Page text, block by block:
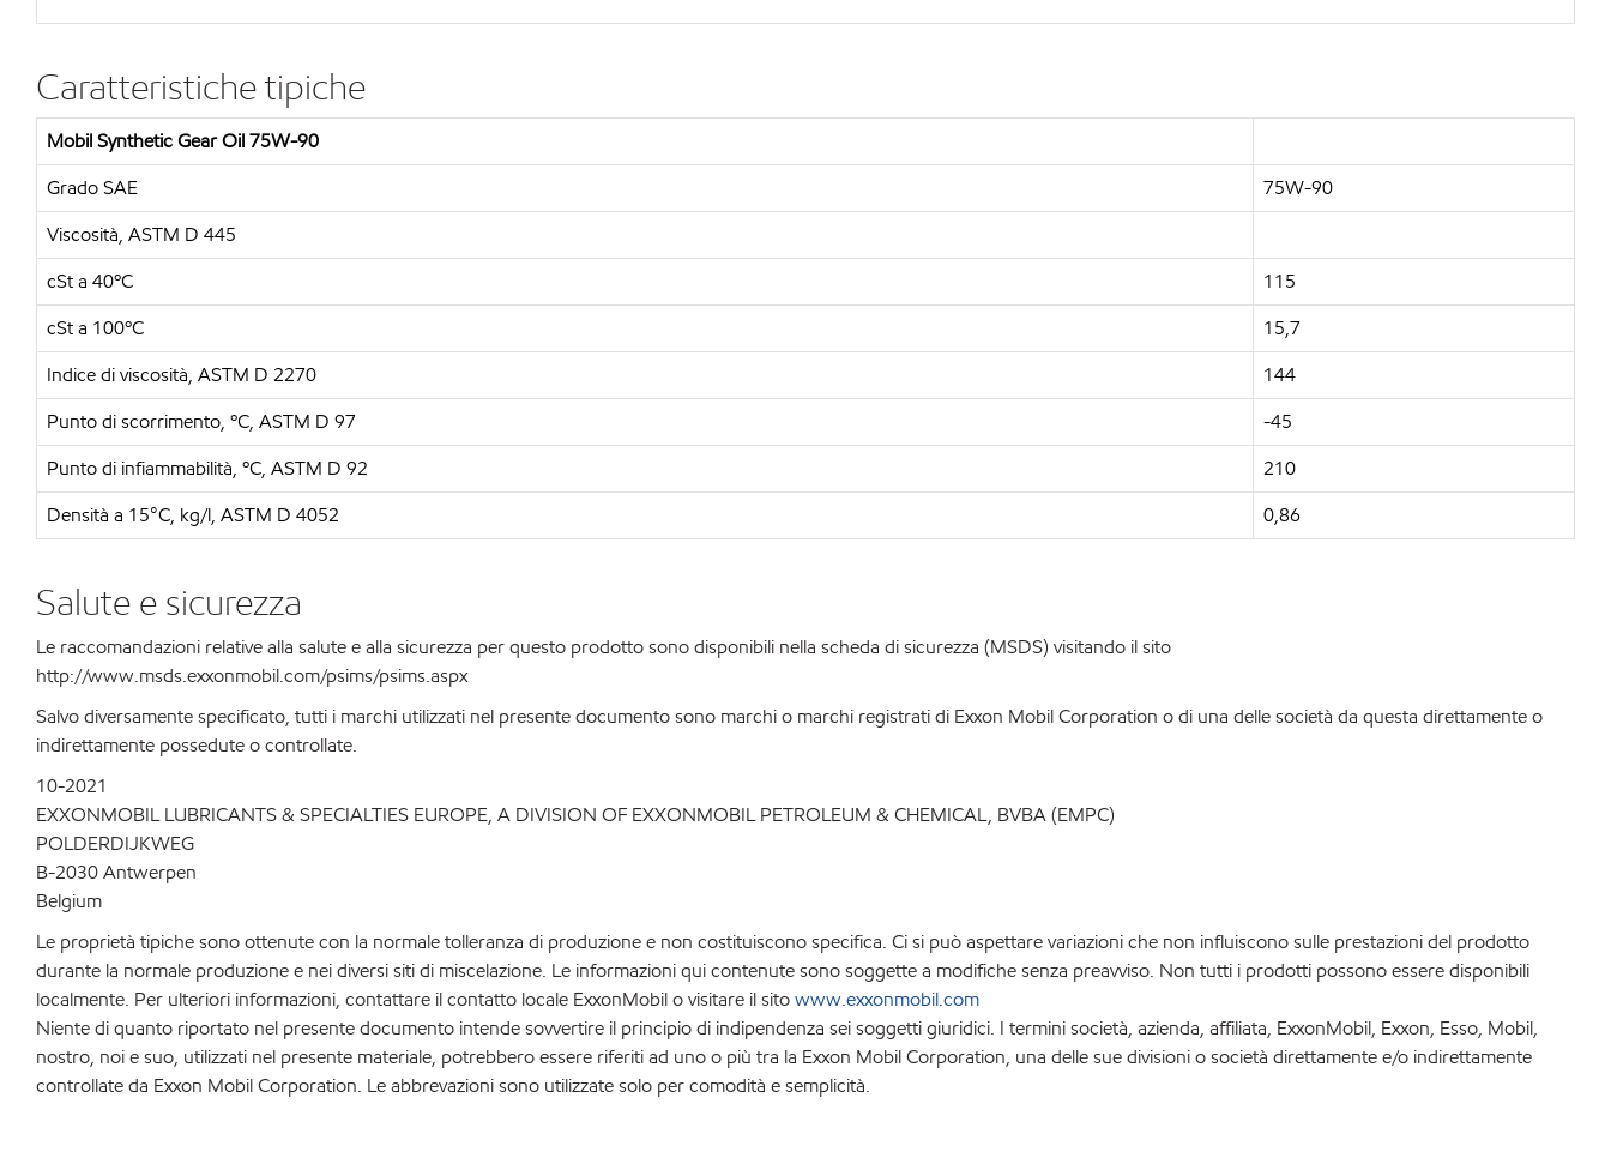
Caratteristiche tipiche
Mobil Synthetic Gear Oil 75W-90
Grado SAE
75W-90
Viscosità, ASTM D 445
cSt a 40ºC
115
cSt a 100ºC
15,7
Indice di viscosità, ASTM D 2270
144
Punto di scorrimento, ºC, ASTM D 97
-45
Punto di infiammabilità, ºC, ASTM D 92
210
Densità a 15°C, kg/l, ASTM D 4052
0,86
Salute e sicurezza
Le raccomandazioni relative alla salute e alla sicurezza per questo prodotto sono disponibili nella scheda di sicurezza (MSDS) visitando il sito
http://www.msds.exxonmobil.com/psims/psims.aspx
Salvo diversamente specificato, tutti i marchi utilizzati nel presente documento sono marchi o marchi registrati di Exxon Mobil Corporation o di una delle società da questa direttamente o
indirettamente possedute o controllate.
10-2021
EXXONMOBIL LUBRICANTS & SPECIALTIES EUROPE, A DIVISION OF EXXONMOBIL PETROLEUM & CHEMICAL, BVBA (EMPC)
POLDERDIJKWEG
B-2030 Antwerpen
Belgium
Le proprietà tipiche sono ottenute con la normale tolleranza di produzione e non costituiscono specifica. Ci si può aspettare variazioni che non influiscono sulle prestazioni del prodotto
durante la normale produzione e nei diversi siti di miscelazione. Le informazioni qui contenute sono soggette a modifiche senza preavviso. Non tutti i prodotti possono essere disponibili
localmente. Per ulteriori informazioni, contattare il contatto locale ExxonMobil o visitare il sitowww.exxonmobil.com
Niente di quanto riportato nel presente documento intende sovvertire il principio di indipendenza sei soggetti giuridici. I termini società, azienda, affiliata, ExxonMobil, Exxon, Esso, Mobil,
nostro, noi e suo, utilizzati nel presente materiale, potrebbero essere riferiti ad uno o più tra la Exxon Mobil Corporation, una delle sue divisioni o società direttamente e/o indirettamente
controllate da Exxon Mobil Corporation. Le abbrevazioni sono utilizzate solo per comodità e semplicità.